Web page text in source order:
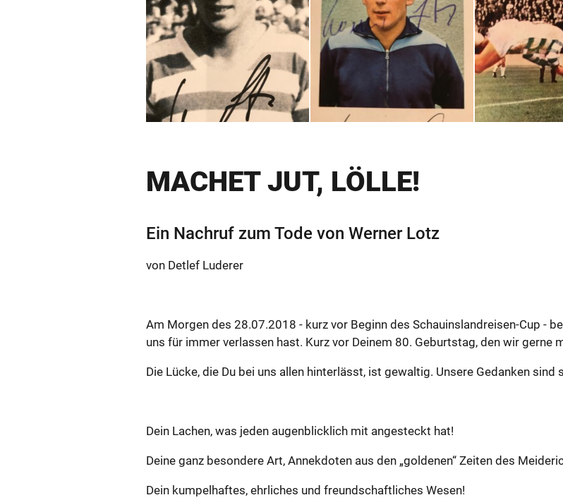
MA­CHET JUT, LÖLLE!
Ein Nach­ruf zum Tode von Wer­ner Lotz
von Det­lef Lu­de­rer
Am Mor­gen des 28.07.2018 - kurz vor Be­ginn des Schau­ins­land­rei­sen-Cup -
uns für immer ver­las­sen hast. Kurz vor Dei­nem 80. Ge­burts­tag, den wir gerne
Die Lücke, die Du bei uns allen hin­ter­lässt, ist ge­wal­tig. Un­se­re Ge­dan­ken sind
Dein La­chen, was jeden au­gen­blick­lich mit an­ge­steckt hat!
Deine ganz be­son­de­re Art, An­n­ek­do­ten aus den „gol­de­nen“ Zei­ten des
Dein kum­pel­haf­tes, ehr­li­ches und freund­schaft­li­ches Wesen!